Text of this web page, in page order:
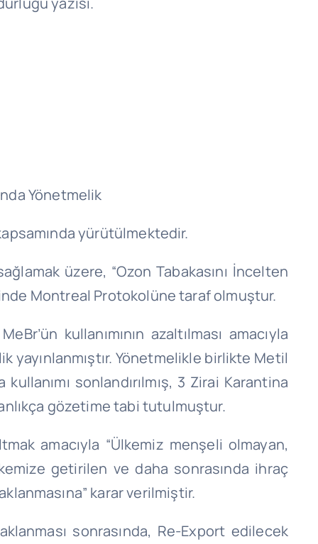
Yönetmelik
yürütülmektedir.
üzere, “Ozon Tabakasını İncelten
Montreal Protokolüne taraf olmuştur.
kullanımının azaltılması amacıyla
yayınlanmıştır. Yönetmelikle birlikte Metil
sonlandırılmış, 3 Zirai Karantina
gözetime tabi tutulmuştur.
amacıyla “Ülkemiz menşeli olmayan,
getirilen ve daha sonrasında ihraç
karar verilmiştir.
sonrasında, Re-Export edilecek